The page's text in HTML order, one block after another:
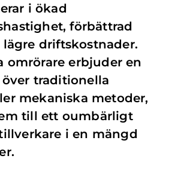
i ökad
förbättrad
driftskostnader.
omrörare erbjuder en
traditionella
mekaniska metoder,
till ett oumbärligt
i en mängd